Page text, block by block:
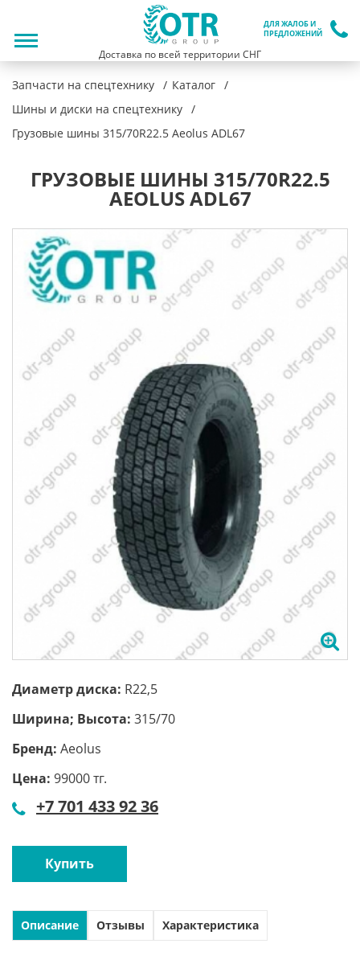
ДЛЯ ЖАЛОБ И
ПРЕДЛОЖЕНИЙ
Доставка по всей территории СНГ
Запчасти на спецтехнику
Каталог
Шины и диски на спецтехнику
Грузовые шины 315/70R22.5 Aeolus ADL67
ГРУЗОВЫЕ ШИНЫ 315/70R22.5
AEOLUS ADL67
Диаметр диска: R22,5
Ширина; Высота: 315/70
Бренд: Aeolus
Цена: 99000 тг.
+7 701 433 92 36
Купить
Описание Отзывы Характеристика